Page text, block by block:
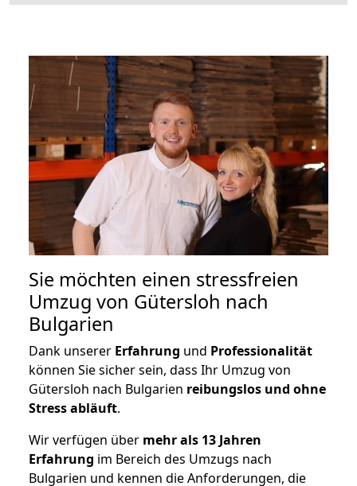
Sie möchten einen stressfreien
Umzug von Gütersloh nach
Bulgarien
Dank unserer Erfahrung und Professionalität
können Sie sicher sein, dass Ihr Umzug von
Gütersloh nach Bulgarien reibungslos und ohne
Stress abläuft.
Wir verfügen über mehr als 13 Jahren
Erfahrung im Bereich des Umzugs nach
Bulgarien und kennen die Anforderungen, die